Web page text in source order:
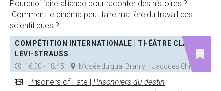
Pourquoi faire alliance pour raconter des histoires ?
Comment le cinéma peut faire matière du travail des
scientifiques ? …
COMPÉTITION INTERNATIONALE | THÉÂTRE CLAUDE
LÉVI-STRAUSS
16:30 - 18:45
Musée du quai Branly – Jacques Chirac
Prisoners of Fate | Prisonniers du destin